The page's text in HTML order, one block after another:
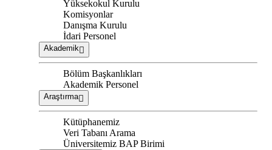
Yüksekokul Kurulu
Komisyonlar
Danışma Kurulu
İdari Personel
Akademik
Bölüm Başkanlıkları
Akademik Personel
Araştırma
Kütüphanemiz
Veri Tabanı Arama
Üniversitemiz BAP Birimi